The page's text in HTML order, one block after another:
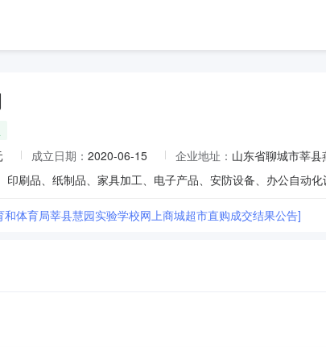
成立日期： 2020-06-15 企业地址： 山东省聊城市莘
和体育局莘县慧园实验学校网上商城超市直购成交结果公告]